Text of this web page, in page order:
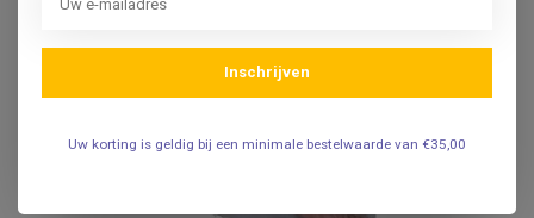
Inschrijven
Uw korting is geldig bij een minimale bestelwaarde van €35,00